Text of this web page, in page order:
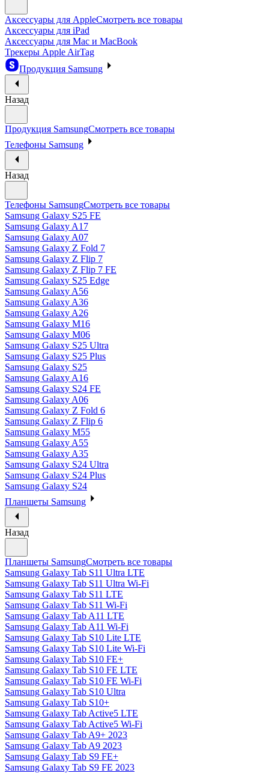
Аксессуары для AppleСмотреть все товары
Аксессуары для iPad
Аксессуары для Mac и MacBook
Трекеры Apple AirTag
Продукция Samsung
Назад
Продукция SamsungСмотреть все товары
Телефоны Samsung
Назад
Телефоны SamsungСмотреть все товары
Samsung Galaxy S25 FE
Samsung Galaxy A17
Samsung Galaxy A07
Samsung Galaxy Z Fold 7
Samsung Galaxy Z Flip 7
Samsung Galaxy Z Flip 7 FE
Samsung Galaxy S25 Edge
Samsung Galaxy A56
Samsung Galaxy A36
Samsung Galaxy A26
Samsung Galaxy M16
Samsung Galaxy M06
Samsung Galaxy S25 Ultra
Samsung Galaxy S25 Plus
Samsung Galaxy S25
Samsung Galaxy A16
Samsung Galaxy S24 FE
Samsung Galaxy A06
Samsung Galaxy Z Fold 6
Samsung Galaxy Z Flip 6
Samsung Galaxy M55
Samsung Galaxy A55
Samsung Galaxy A35
Samsung Galaxy S24 Ultra
Samsung Galaxy S24 Plus
Samsung Galaxy S24
Планшеты Samsung
Назад
Планшеты SamsungСмотреть все товары
Samsung Galaxy Tab S11 Ultra LTE
Samsung Galaxy Tab S11 Ultra Wi-Fi
Samsung Galaxy Tab S11 LTE
Samsung Galaxy Tab S11 Wi-Fi
Samsung Galaxy Tab A11 LTE
Samsung Galaxy Tab A11 Wi-Fi
Samsung Galaxy Tab S10 Lite LTE
Samsung Galaxy Tab S10 Lite Wi-Fi
Samsung Galaxy Tab S10 FE+
Samsung Galaxy Tab S10 FE LTE
Samsung Galaxy Tab S10 FE Wi-Fi
Samsung Galaxy Tab S10 Ultra
Samsung Galaxy Tab S10+
Samsung Galaxy Tab Active5 LTE
Samsung Galaxy Tab Active5 Wi-Fi
Samsung Galaxy Tab A9+ 2023
Samsung Galaxy Tab A9 2023
Samsung Galaxy Tab S9 FE+
Samsung Galaxy Tab S9 FE 2023